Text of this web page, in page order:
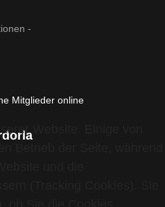
-
Mitglieder online
Website. Einige von
und die
(Tracking Cookies). Sie
ob Sie die Cookies